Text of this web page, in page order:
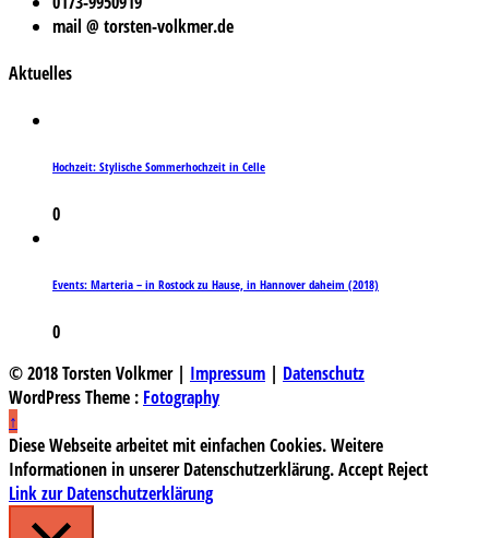
mail @ torsten-volkmer.de
Aktuelles
Hochzeit: Stylische Sommerhochzeit in Celle
0
Events: Marteria – in Rostock zu Hause, in Hannover daheim (2018)
0
© 2018 Torsten Volkmer | Impressum | Datenschutz
WordPress Theme : Fotography
↑
Diese Webseite arbeitet mit einfachen Cookies. Weitere
Informationen in unserer Datenschutzerklärung.Accept Reject
Link zur Datenschutzerklärung